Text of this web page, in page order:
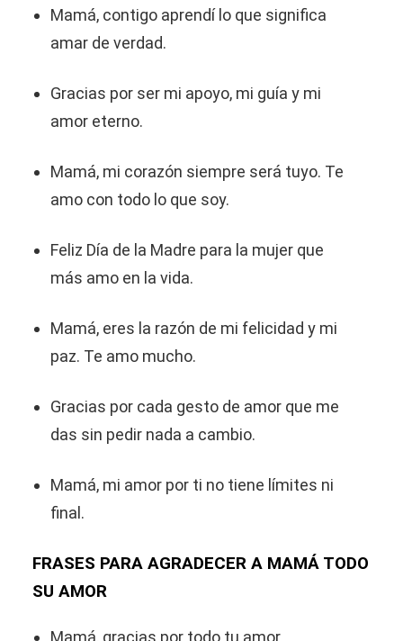
Mamá, contigo aprendí lo que significa
amar de verdad.
Gracias por ser mi apoyo, mi guía y mi
amor eterno.
Mamá, mi corazón siempre será tuyo. Te
amo con todo lo que soy.
Feliz Día de la Madre para la mujer que
más amo en la vida.
Mamá, eres la razón de mi felicidad y mi
paz. Te amo mucho.
Gracias por cada gesto de amor que me
das sin pedir nada a cambio.
Mamá, mi amor por ti no tiene límites ni
final.
FRASES PARA AGRADECER A MAMÁ TODO
SU AMOR
Mamá, gracias por todo tu amor